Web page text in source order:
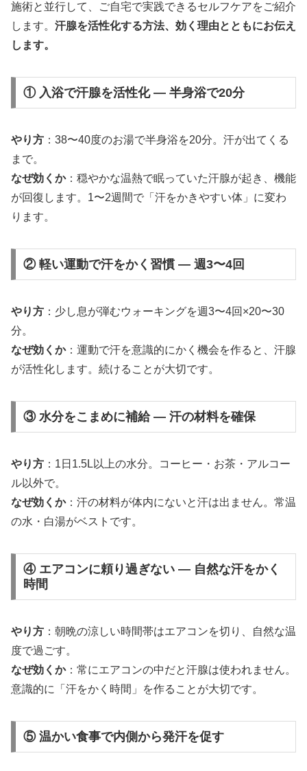
施術と並行して、ご自宅で実践できるセルフケアをご紹介
します。 汗腺を活性化する方法、効く理由とともにお伝え
します。
① 入浴で汗腺を活性化 — 半身浴で20分
やり方 ：38〜40度のお湯で半身浴を20分。汗が出てくる
まで。
なぜ効くか：穏やかな温熱で眠っていた汗腺が起き、機能
が回復します。1〜2週間で「汗をかきやすい体」に変わ
ります。
② 軽い運動で汗をかく習慣 — 週3〜4回
やり方 ：少し息が弾むウォーキングを週3〜4回×20〜30
分。
なぜ効くか：運動で汗を意識的にかく機会を作ると、汗腺
が活性化します。続けることが大切です。
③ 水分をこまめに補給 — 汗の材料を確保
やり方 ：1日1.5L以上の水分。コーヒー・お茶・アルコー
ル以外で。
なぜ効くか：汗の材料が体内にないと汗は出ません。常温
の水・白湯がベストです。
④ エアコンに頼り過ぎない — 自然な汗をかく
時間
やり方 ：朝晩の涼しい時間帯はエアコンを切り、自然な温
度で過ごす。
なぜ効くか：常にエアコンの中だと汗腺は使われません。
意識的に「汗をかく時間」を作ることが大切です。
⑤ 温かい食事で内側から発汗を促す